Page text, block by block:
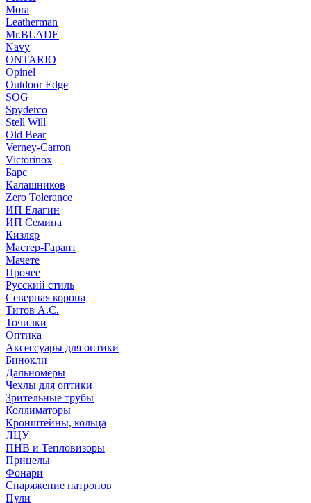
Mora
Leatherman
Mr.BLADE
Navy
ONTARIO
Opinel
Outdoor Edge
SOG
Spyderco
Stell Will
Old Bear
Verney-Carron
Victorinox
Барс
Калашников
Zero Tolerance
ИП Елагин
ИП Семина
Кизляр
Мастер-Гарант
Мачете
Прочее
Русский стиль
Северная корона
Титов А.С.
Точилки
Оптика
Аксессуары для оптики
Бинокли
Дальномеры
Чехлы для оптики
Зрительные трубы
Коллиматоры
Кронштейны, кольца
ЛЦУ
ПНВ и Тепловизоры
Прицелы
Фонари
Снаряжение патронов
Пули